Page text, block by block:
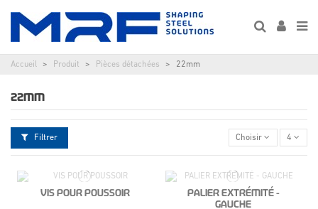
Accueil Produit Pièces détachées 22mm
22MM
Filtrer Choisir 4
VIS POUR POUSSOIR
PALIER EXTRÉMITÉ -
GAUCHE